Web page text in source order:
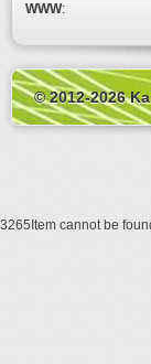
WWW:
© 2012-2026
3265Item cannot be